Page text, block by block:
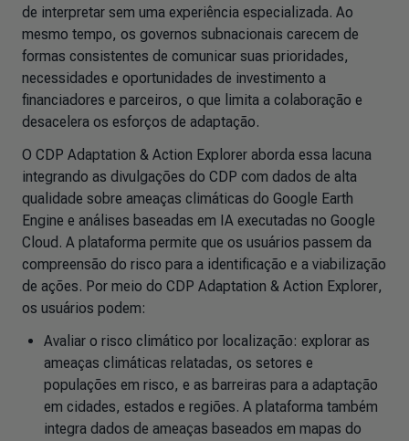
de interpretar sem uma experiência especializada. Ao
mesmo tempo, os governos subnacionais carecem de
formas consistentes de comunicar suas prioridades,
necessidades e oportunidades de investimento a
financiadores e parceiros, o que limita a colaboração e
desacelera os esforços de adaptação.
O CDP Adaptation & Action Explorer aborda essa lacuna
integrando as divulgações do CDP com dados de alta
qualidade sobre ameaças climáticas do Google Earth
Engine e análises baseadas em IA executadas no Google
Cloud. A plataforma permite que os usuários passem da
compreensão do risco para a identificação e a viabilização
de ações. Por meio do CDP Adaptation & Action Explorer,
os usuários podem:
Avaliar o risco climático por localização: explorar as
ameaças climáticas relatadas, os setores e
populações em risco, e as barreiras para a adaptação
em cidades, estados e regiões. A plataforma também
integra dados de ameaças baseados em mapas do